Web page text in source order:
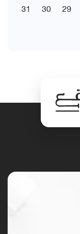
29
30
31